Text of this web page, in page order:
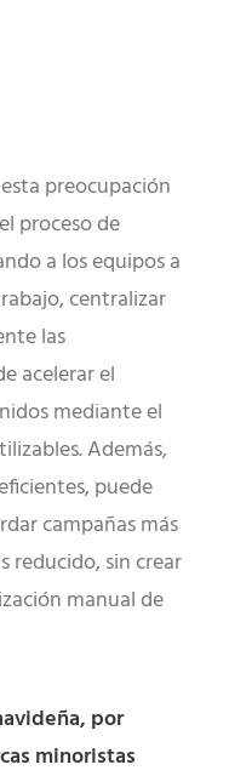
pueden ser
de activos
preocupación
proceso de
a los equipos a
centralizar
las
acelerar el
mediante el
Además,
puede
campañas más
reducido, sin crear
manual de
por
minoristas